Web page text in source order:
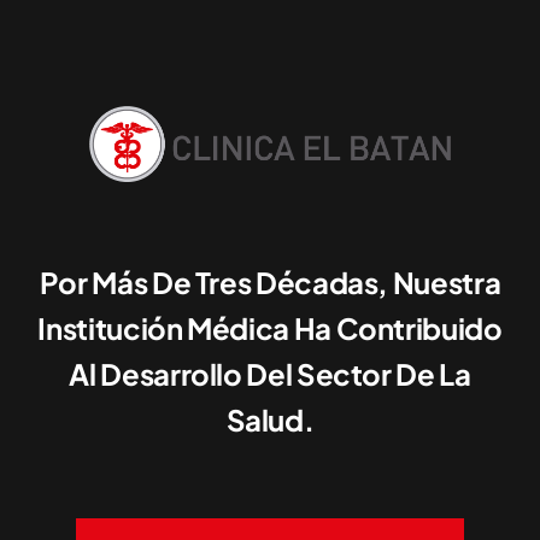
Por Más De Tres Décadas, Nuestra
Institución Médica Ha Contribuido
Al Desarrollo Del Sector De La
Salud.